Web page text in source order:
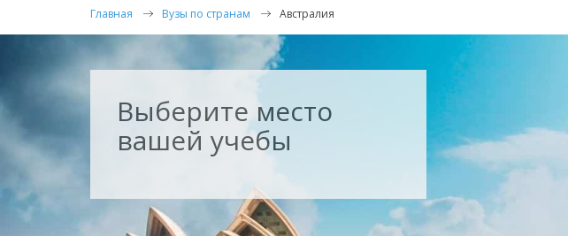
Главная Вузы по странам Австралия
Выберите место
вашей учебы